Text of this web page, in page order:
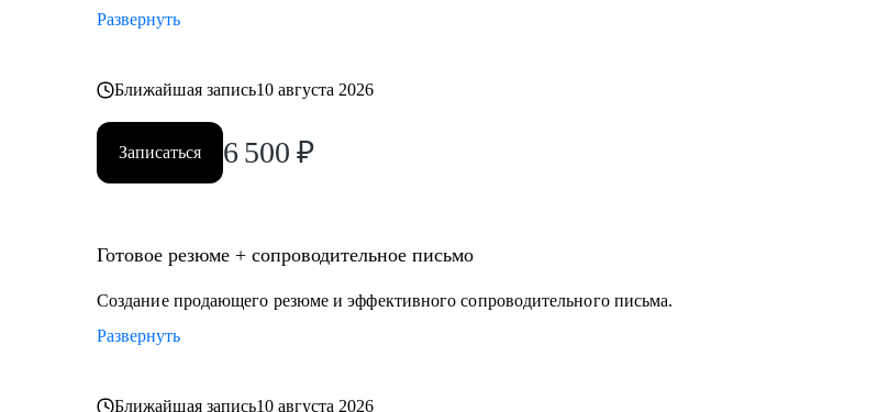
Развернуть
Ближайшая запись10 августа 2026
Записаться 6 500 ₽
Готовое резюме + сопроводительное письмо
Создание продающего резюме и эффективного сопроводительного письма.
Развернуть
Ближайшая запись10 августа 2026